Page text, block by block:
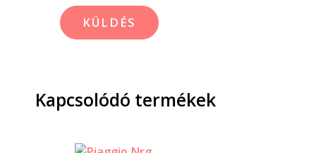
Kapcsolódó termékek